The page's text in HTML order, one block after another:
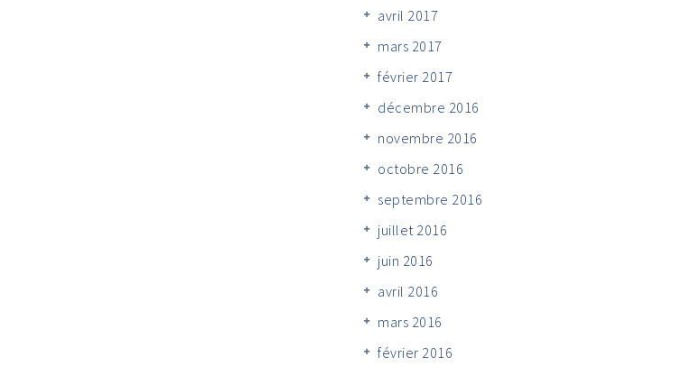
avril 2017
mars 2017
février 2017
décembre 2016
novembre 2016
octobre 2016
septembre 2016
juillet 2016
juin 2016
avril 2016
mars 2016
février 2016